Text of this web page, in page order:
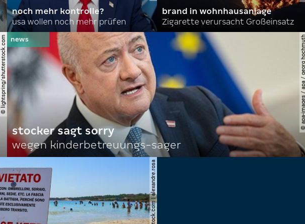
noch mehr kontrolle?
usa wollen noch mehr prüfen
brand in wohnhausanlage
Zigarette verursacht Großeinsatz
© lightspring/shutterstock.com © apa-images /
stocker sagt sorry
wegen kinderbetreuungs-sager
© shutterstock.com | alexandre.rosa